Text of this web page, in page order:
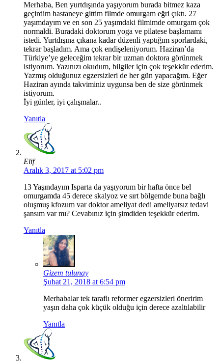
Merhaba, Ben yurtdışında yaşıyorum burada bitmez kaza
geçirdim hastaneye gittim filmde omurgam eğri çıktı. 27
yaşımdayım ve en son 25 yaşımdaki filmimde omurgam çok
normaldi. Buradaki doktorum yoga ve pilatese başlamamı
istedi. Yurtdışına çıkana kadar düzenli yaptığım sporlardaki,
tekrar başladım. Ama çok endişeleniyorum. Haziran’da
Türkiye’ye geleceğim tekrar bir uzman doktora görünmek
istiyorum. Yazınızı okudum, bilgiler için çok teşekkür ederim.
Yazmış olduğunuz egzersizleri de her gün yapacağım. Eğer
Haziran ayında takviminiz uygunsa ben de size görünmek
istiyorum.
İyi günler, iyi çalışmalar..
Yanıtla
Elif
Aralık 3, 2017 at 5:02 pm
13 Yaşındayım Isparta da yaşıyorum bir hafta önce bel
omurgamda 45 derece skalyoz ve sırt bölgemde buna bağlı
oluşmuş kfozum var doktor ameliyat dedi ameliyatsız tedavi
şansım var mı? Cevabınız için şimdiden teşekkür ederim.
Yanıtla
Gizem tulunay
Şubat 21, 2018 at 6:54 pm
Merhabalar tek taraflı reformer egzersizleri öneririm
yaşın daha çok küçük olduğu için derece azaltılabilir
Yanıtla